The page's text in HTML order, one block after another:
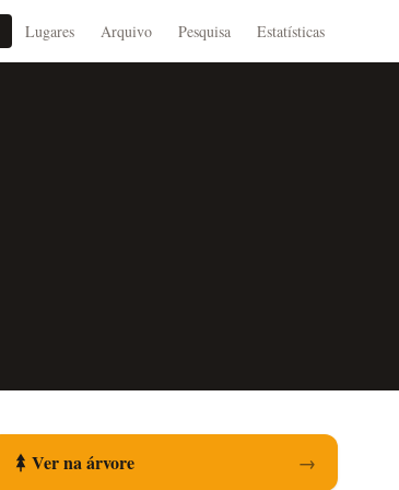
Lugares Arquivo Pesquisa Estatísticas
Ver na árvore →